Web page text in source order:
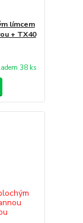
límcem
+ TX40
38 ks